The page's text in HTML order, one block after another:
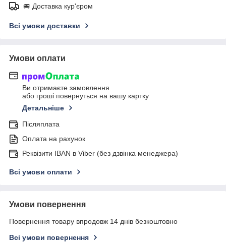
🚐 Доставка кур'єром
Всі умови доставки
Умови оплати
Ви отримаєте замовлення
або гроші повернуться на вашу картку
Детальніше
Післяплата
Оплата на рахунок
Реквізити IBAN в Viber (без дзвінка менеджера)
Всі умови оплати
Умови повернення
Повернення товару впродовж 14 днів безкоштовно
Всі умови повернення